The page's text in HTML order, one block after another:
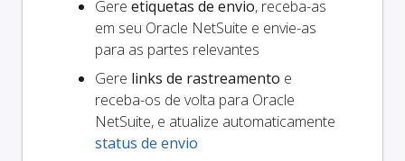
Gere etiquetas de envio, receba-as
em seu Oracle NetSuite e envie-as
para as partes relevantes
Gere links de rastreamento e
receba-os de volta para Oracle
NetSuite, e atualize automaticamente
status de envio